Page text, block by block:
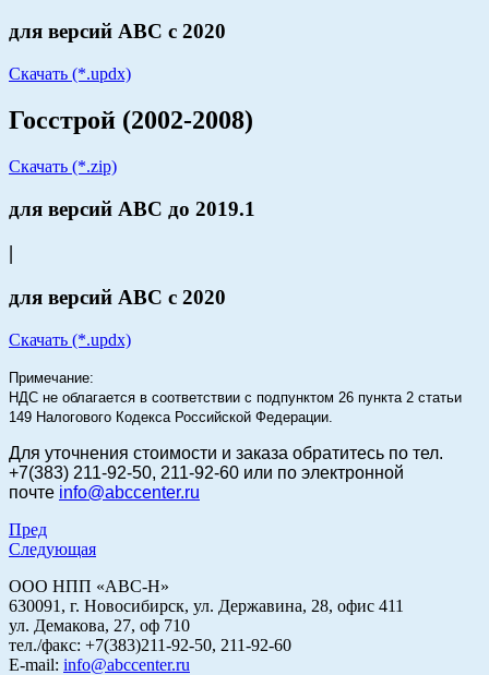
для версий АВС с 2020
Скачать (*.updx)
Госстрой (2002-2008)
Скачать (*.zip)
для версий АВС до 2019.1
|
для версий АВС с 2020
Скачать (*.updx)
Примечание:
НДС не облагается в соответствии с подпунктом 26 пункта 2 статьи
149 Налогового Кодекса Российской Федерации.
Для уточнения стоимости и заказа обратитесь по тел.
+7(383) 211-92-50, 211-92-60 или по электронной
почте info@abccenter.ru
Пред
Следующая
ООО НПП «АВС-Н»
630091, г. Новосибирск, ул. Державина, 28, офис 411
ул. Демакова, 27, оф 710
тел./факс: +7(383)211-92-50, 211-92-60
E-mail: info@abccenter.ru